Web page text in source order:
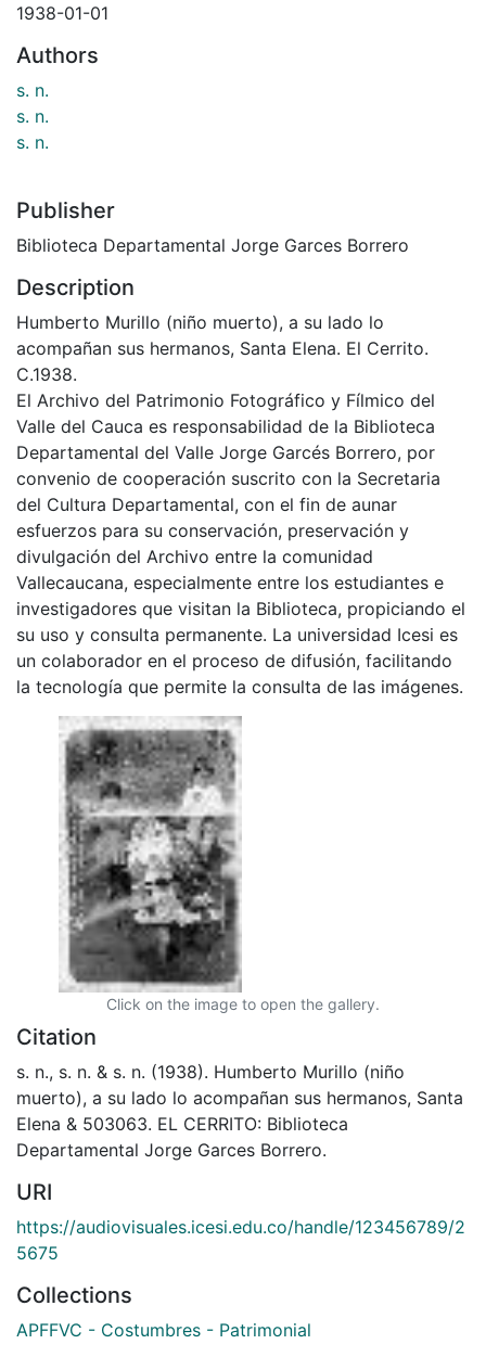
1938-01-01
Authors
s. n.
s. n.
s. n.
Publisher
Biblioteca Departamental Jorge Garces Borrero
Description
Humberto Murillo (niño muerto), a su lado lo
acompañan sus hermanos, Santa Elena. El Cerrito.
C.1938.
El Archivo del Patrimonio Fotográfico y Fílmico del
Valle del Cauca es responsabilidad de la Biblioteca
Departamental del Valle Jorge Garcés Borrero, por
convenio de cooperación suscrito con la Secretaria
del Cultura Departamental, con el fin de aunar
esfuerzos para su conservación, preservación y
divulgación del Archivo entre la comunidad
Vallecaucana, especialmente entre los estudiantes e
investigadores que visitan la Biblioteca, propiciando el
su uso y consulta permanente. La universidad Icesi es
un colaborador en el proceso de difusión, facilitando
la tecnología que permite la consulta de las imágenes.
Click on the image to open the gallery.
Citation
s. n., s. n. & s. n. (1938). Humberto Murillo (niño
muerto), a su lado lo acompañan sus hermanos, Santa
Elena & 503063. EL CERRITO: Biblioteca
Departamental Jorge Garces Borrero.
URI
https://audiovisuales.icesi.edu.co/handle/123456789/2
5675
Collections
APFFVC - Costumbres - Patrimonial